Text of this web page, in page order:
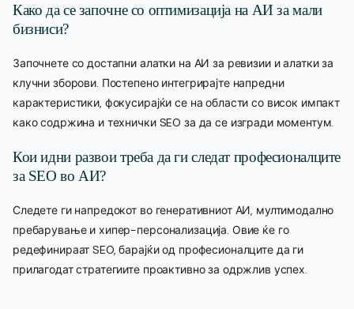
Како да се започне со оптимизација на АИ за мали
бизниси?
Започнете со достапни алатки на АИ за ревизии и алатки за
клучни зборови. Постепено интегрирајте напредни
карактеристики, фокусирајќи се на области со висок импакт
како содржина и технички SEO за да се изгради моментум.
Кои идни развои треба да ги следат професионалците
за SEO во АИ?
Следете ги напредокот во генеративниот АИ, мултимодално
пребарување и хипер-персонализација. Овие ќе го
редефинираат SEO, барајќи од професионалците да ги
прилагодат стратегиите проактивно за одржлив успех.